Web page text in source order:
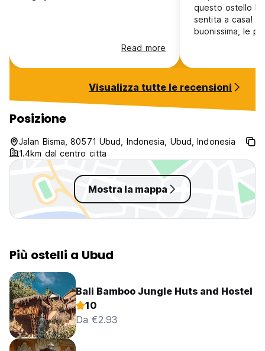
Read more
questo ostello lo
sentita a casa!
buonissima, le
cui hai bisogno
impeccabile, se
dubbio in
suoi proprietari
Visualizza tutte le recensioni
Posizione
Jalan Bisma, 80571 Ubud, Indonesia, Ubud, Indonesia
1.4km dal centro citta
Mostra la mappa
Più ostelli a Ubud
Bali Bamboo Jungle Huts and Hostel
10
Da €2.93